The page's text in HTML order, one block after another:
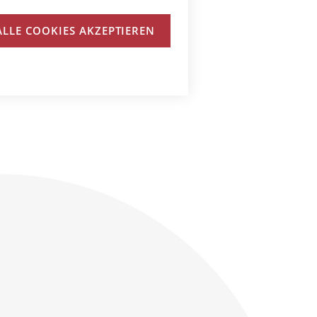
COOKIES AKZEPTIEREN